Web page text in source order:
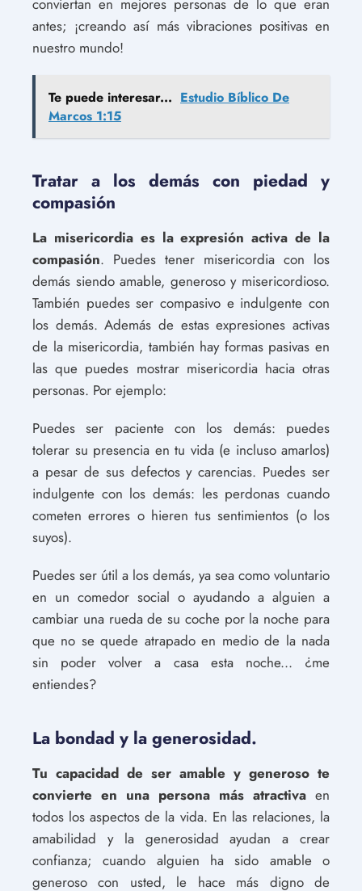
antes; ¡creando así más vibraciones positivas en
nuestro mundo!
Te puede interesar... Estudio Bíblico De
Marcos 1:15
Tratar a los demás con piedad y
compasión
La misericordia es la expresión activa de la
compasión. Puedes tener misericordia con los
demás siendo amable, generoso y misericordioso.
También puedes ser compasivo e indulgente con
los demás. Además de estas expresiones activas
de la misericordia, también hay formas pasivas en
las que puedes mostrar misericordia hacia otras
personas. Por ejemplo:
Puedes ser paciente con los demás: puedes
tolerar su presencia en tu vida (e incluso amarlos)
a pesar de sus defectos y carencias. Puedes ser
indulgente con los demás: les perdonas cuando
cometen errores o hieren tus sentimientos (o los
suyos).
Puedes ser útil a los demás, ya sea como voluntario
en un comedor social o ayudando a alguien a
cambiar una rueda de su coche por la noche para
que no se quede atrapado en medio de la nada
sin poder volver a casa esta noche... ¿me
entiendes?
La bondad y la generosidad.
Tu capacidad de ser amable y generoso te
convierte en una persona más atractiva en
todos los aspectos de la vida. En las relaciones, la
amabilidad y la generosidad ayudan a crear
confianza; cuando alguien ha sido amable o
generoso con usted, le hace más digno de